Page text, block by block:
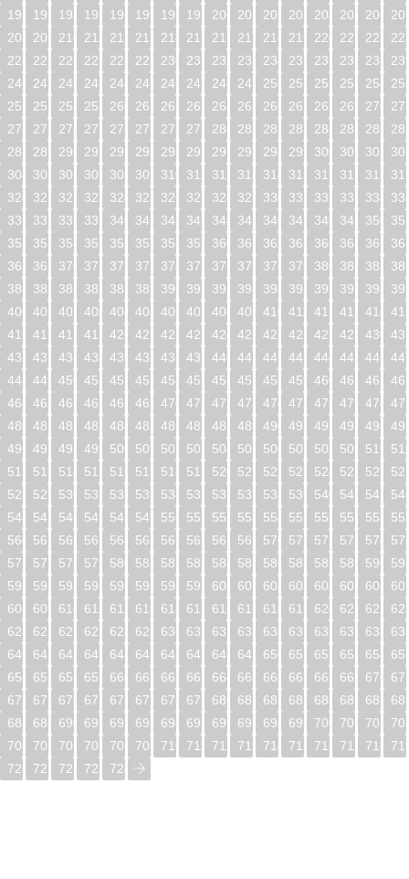
192
193 194 195 196 197 198 199 200 201 202 203 204 205 206
208
209 210 211 212 213 214 215 216 217 218 219 220 221 222
224
225 226 227 228 229 230 231 232 233 234 235 236 237 238
240
241 242 243 244 245 246 247 248 249 250 251 252 253 254
256
257 258 259 260 261 262 263 264 265 266 267 268 269 270
272
273 274 275 276 277 278 279 280 281 282 283 284 285 286
288
289 290 291 292 293 294 295 296 297 298 299 300 301 302
304
305 306 307 308 309 310 311 312 313 314 315 316 317 318
320
321 322 323 324 325 326 327 328 329 330 331 332 333 334
336
337 338 339 340 341 342 343 344 345 346 347 348 349 350
352
353 354 355 356 357 358 359 360 361 362 363 364 365 366
368
369 370 371 372 373 374 375 376 377 378 379 380 381 382
384
385 386 387 388 389 390 391 392 393 394 395 396 397 398
400
401 402 403 404 405 406 407 408 409 410 411 412 413 414
416
417 418 419 420 421 422 423 424 425 426 427 428 429 430
432
433 434 435 436 437 438 439 440 441 442 443 444 445 446
448
449 450 451 452 453 454 455 456 457 458 459 460 461 462
464
465 466 467 468 469 470 471 472 473 474 475 476 477 478
480
481 482 483 484 485 486 487 488 489 490 491 492 493 494
496
497 498 499 500 501 502 503 504 505 506 507 508 509 510
512
513 514 515 516 517 518 519 520 521 522 523 524 525 526
528
529 530 531 532 533 534 535 536 537 538 539 540 541 542
544
545 546 547 548 549 550 551 552 553 554 555 556 557 558
560
561 562 563 564 565 566 567 568 569 570 571 572 573 574
576
577 578 579 580 581 582 583 584 585 586 587 588 589 590
592
593 594 595 596 597 598 599 600 601 602 603 604 605 606
608
609 610 611 612 613 614 615 616 617 618 619 620 621 622
624
625 626 627 628 629 630 631 632 633 634 635 636 637 638
640
641 642 643 644 645 646 647 648 649 650 651 652 653 654
656
657 658 659 660 661 662 663 664 665 666 667 668 669 670
672
673 674 675 676 677 678 679 680 681 682 683 684 685 686
688
689 690 691 692 693 694 695 696 697 698 699 700 701 702
704
705 706 707 708 709 710 711 712 713 714 715 716 717 718
720
721 722 723 724